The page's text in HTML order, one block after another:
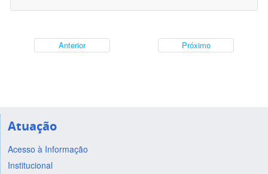
Anterior Próximo
Atuação
Acesso à Informação
Institucional